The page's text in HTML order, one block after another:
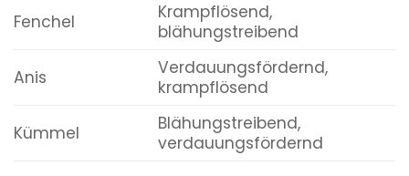
Fenchel
Krampflösend,
blähungstreibend
Anis
Verdauungsfördernd,
krampflösend
Kümmel
Blähungstreibend,
verdauungsfördernd